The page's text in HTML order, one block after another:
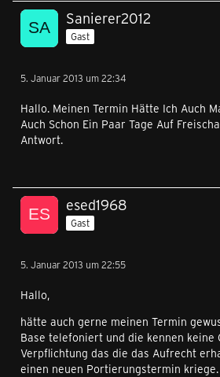
Sanierer2012
Gast
5. Januar 2013 um 22:34
Hallo. Meinen Termin Hätte Ich Auch
Auch Schon Ein Paar Tage Auf
Antwort.
esed1968
Gast
5. Januar 2013 um 22:55
Hallo,
hätte auch gerne meinen Termin
Base telefoniert und die kennen keine
Verpflichtung das die das Aufrecht
einen neuen Portierungstermin kriege.